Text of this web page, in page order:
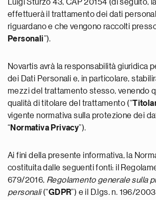
Luigi Sturzo 43, CAP 20154 (di seguito, la
effettuerà il trattamento dei dati
riguardano e che vengono raccolti
Personali”).
Novartis avrà la responsabilità giuridica
dei Dati Personali e, in particolare,
mezzi del trattamento stesso, venendo
qualità di titolare del trattamento (“
vigente normativa sulla protezione dei
“Normativa Privacy”).
Ai fini della presente informativa, la
costituita dalle seguenti fonti: il
679/2016, Regolamento generale sulla
personali(“GDPR”) e il D.lgs. n. 196/